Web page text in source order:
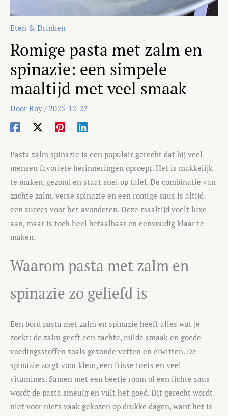
Eten & Drinken
Romige pasta met zalm en
spinazie: een simpele
maaltijd met veel smaak
Door Roy /2025-12-22
Pasta zalm spinazie is een populair gerecht dat bij veel
mensen favoriete herinneringen oproept. Het is makkelijk
te maken, gezond en staat snel op tafel. De combinatie van
zachte zalm, verse spinazie en een romige saus is altijd
een succes voor het avondeten. Deze maaltijd voelt luxe
aan, maar is toch heel betaalbaar en eenvoudig klaar te
maken.
Waarom pasta met zalm en
spinazie zo geliefd is
Een bord pasta met zalm en spinazie heeft alles wat je
zoekt: de zalm geeft een zachte, milde smaak en goede
voedingsstoffen zoals gezonde vetten en eiwitten. De
spinazie zorgt voor kleur, een frisse toets en veel
vitamines. Samen met een beetje room of een lichte saus
wordt de pasta smeuïg en vult het goed. Dit gerecht wordt
niet voor niets vaak gekozen op drukke dagen, want het is